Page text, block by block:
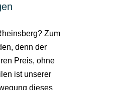
Zum
denn der
Preis, ohne
ist unserer
dieses